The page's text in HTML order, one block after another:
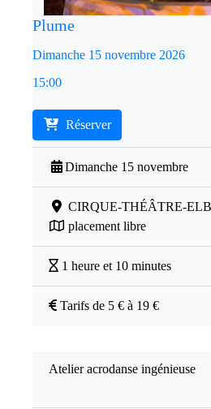
Plume
Dimanche 15 novembre 2026
15:00
Réserver
Dimanche 15 novembre
CIRQUE-THÉÂTRE-
placement libre
1 heure et 10 minutes
Tarifs de 5 € à 19 €
Atelier acrodanse ingénieuse